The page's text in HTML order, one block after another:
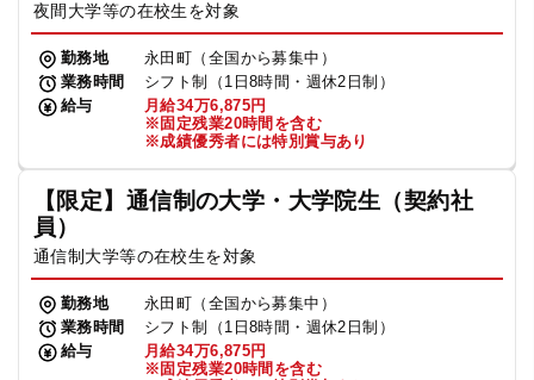
夜間大学等の在校生を対象
勤務地
永田町（全国から募集中）
業務時間
シフト制（1日8時間・週休2日制）
給与
月給34万6,875円
※固定残業20時間を含む
※成績優秀者には特別賞与あり
【限定】通信制の大学・大学院生（契約社
員）
通信制大学等の在校生を対象
勤務地
永田町（全国から募集中）
業務時間
シフト制（1日8時間・週休2日制）
給与
月給34万6,875円
※固定残業20時間を含む